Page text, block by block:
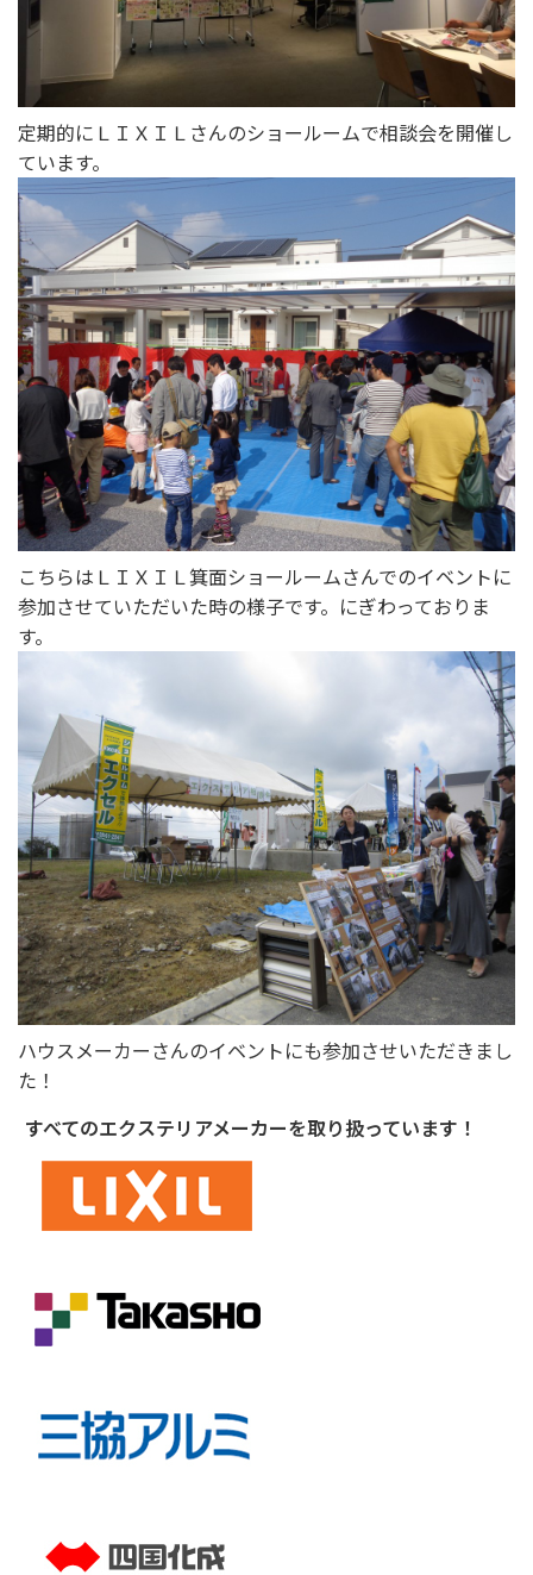
定期的にＬＩＸＩＬさんのショールームで相談会を開催し
ています。
こちらはＬＩＸＩＬ箕面ショールームさんでのイベントに
参加させていただいた時の様子です。にぎわっておりま
す。
ハウスメーカーさんのイベントにも参加させいただきまし
た！
すべてのエクステリアメーカーを取り扱っています！